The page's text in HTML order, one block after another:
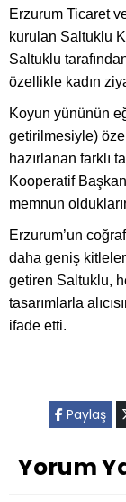
Erzurum Ticaret
kurulan Saltuklu
Saltuklu
özellikle kadın
Koyun yününün
getirilmesiyle)
hazırlanan farklı
Kooperatif
memnun
Erzurum’un
daha geniş
getiren Saltuklu,
tasarımlarla
ifade etti.
Paylaş
Yorum